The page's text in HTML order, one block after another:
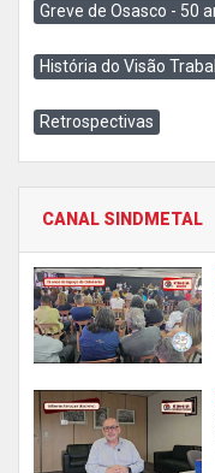
Greve de Osasco - 50
História do Visão
Retrospectivas
CANAL SINDMETAL